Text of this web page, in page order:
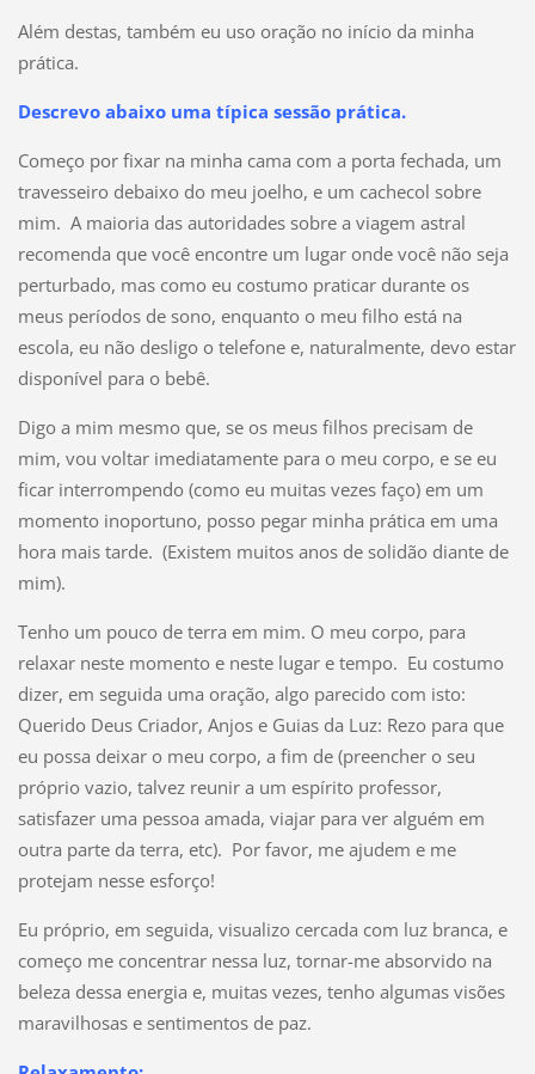
Além destas, também eu uso oração no início da minha
prática.
Descrevo abaixo uma típica sessão prática.
Começo por fixar na minha cama com a porta fechada, um
travesseiro debaixo do meu joelho, e um cachecol sobre
mim. A maioria das autoridades sobre a viagem astral
recomenda que você encontre um lugar onde você não seja
perturbado, mas como eu costumo praticar durante os
meus períodos de sono, enquanto o meu filho está na
escola, eu não desligo o telefone e, naturalmente, devo estar
disponível para o bebê.
Digo a mim mesmo que, se os meus filhos precisam de
mim, vou voltar imediatamente para o meu corpo, e se eu
ficar interrompendo (como eu muitas vezes faço) em um
momento inoportuno, posso pegar minha prática em uma
hora mais tarde. (Existem muitos anos de solidão diante de
mim).
Tenho um pouco de terra em mim. O meu corpo, para
relaxar neste momento e neste lugar e tempo. Eu costumo
dizer, em seguida uma oração, algo parecido com isto:
Querido Deus Criador, Anjos e Guias da Luz: Rezo para que
eu possa deixar o meu corpo, a fim de (preencher o seu
próprio vazio, talvez reunir a um espírito professor,
satisfazer uma pessoa amada, viajar para ver alguém em
outra parte da terra, etc). Por favor, me ajudem e me
protejam nesse esforço!
Eu próprio, em seguida, visualizo cercada com luz branca, e
começo me concentrar nessa luz, tornar-me absorvido na
beleza dessa energia e, muitas vezes, tenho algumas visões
maravilhosas e sentimentos de paz.